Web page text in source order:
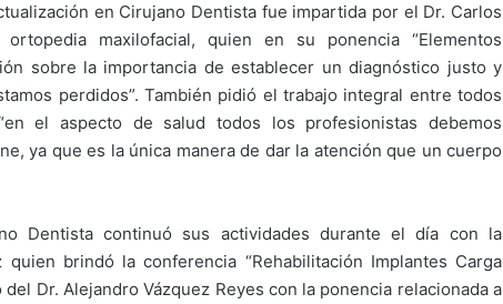
en Cirujano Dentista fue impartida por el Dr. Carlos
maxilofacial, quien en su ponencia “Elementos
sobre la importancia de establecer un diagnóstico justo y
perdidos”. También pidió el trabajo integral entre todos
el aspecto de salud todos los profesionistas debemos
ya que es la única manera de dar la atención que un cuerpo
Dentista continuó sus actividades durante el día con la
brindó la conferencia “Rehabilitación Implantes Carga
Dr. Alejandro Vázquez Reyes con la ponencia relacionada a